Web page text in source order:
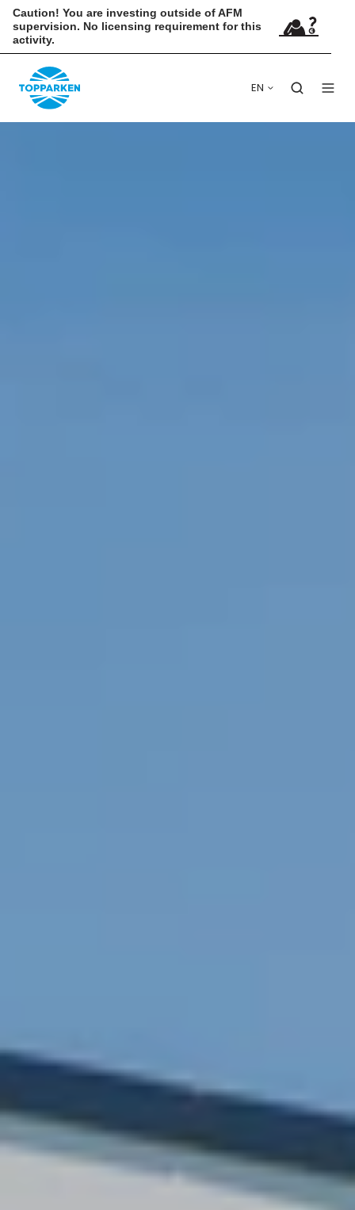
Caution! You are investing outside of AFM
supervision. No licensing requirement for this
activity.
EN